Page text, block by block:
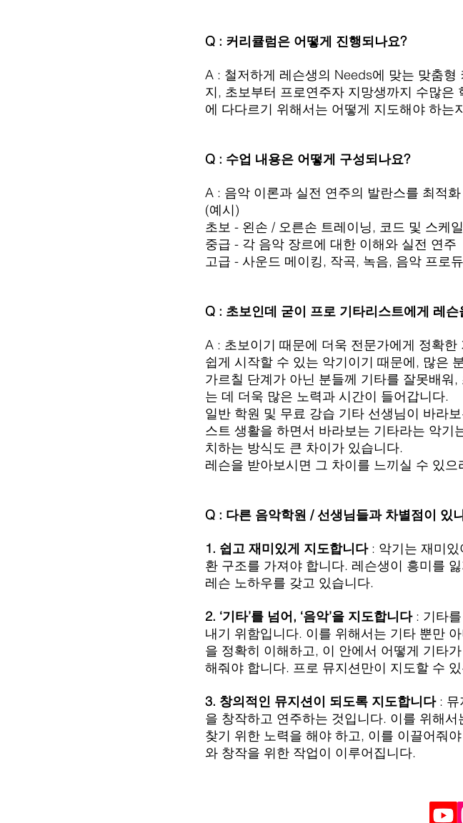
Q : 커리큘럼은 어떻게 진행되나요?
A : 철저하게 레슨생의 Needs에 맞는 맞춤
지, 초보부터 프로연주자 지망생까지 수많
에 다다르기 위해서는 어떻게 지도해야 하는
Q : 수업 내용은 어떻게 구성되나요?
A : 음악 이론과 실전 연주의 발란스를 최적
(예시)
초보 - 왼손 / 오른손 트레이닝, 코드 및 스케
중급 - 각 음악 장르에 대한 이해와 실전 연주
고급 - 사운드 메이킹, 작곡, 녹음, 음악 프로
Q : 초보인데 굳이 프로 기타리스트에게 레
A : 초보이기 때문에 더욱 전문가에게 정확
쉽게 시작할 수 있는 악기이기 때문에, 많은
가르칠 단계가 아닌 분들께 기타를 잘못배
는 데 더욱 많은 노력과 시간이 들어갑니다.
일반 학원 및 무료 강습 기타 선생님이 바라
스트 생활을 하면서 바라보는 기타라는 악
치하는 방식도 큰 차이가 있습니다.
레슨을 받아보시면 그 차이를 느끼실 수 있으
Q : 다른 음악학원 / 선생님들과 차별점이 있
1. 쉽고 재미있게 지도합니다: 악기는 재미있
환 구조를 가져야 합니다. 레슨생이 흥미를
레슨 노하우를 갖고 있습니다.
2. ‘기타’를 넘어, ‘음악’을 지도합니다: 기타를
내기 위함입니다. 이를 위해서는 기타 뿐만
을 정확히 이해하고, 이 안에서 어떻게 기타
해줘야 합니다. 프로 뮤지션만이 지도할 수
3. 창의적인 뮤지션이 되도록 지도합니다: 뮤
을 창작하고 연주하는 것입니다. 이를 위해서
찾기 위한 노력을 해야 하고, 이를 이끌어줘
와 창작을 위한 작업이 이루어집니다.